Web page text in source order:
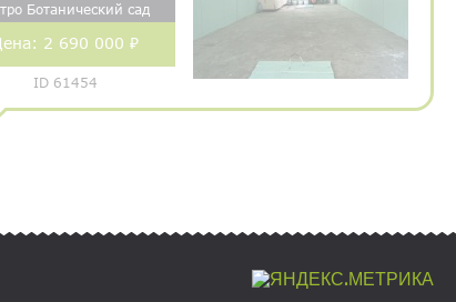
Ботанический сад
2 690 000 ₽
ID 61454